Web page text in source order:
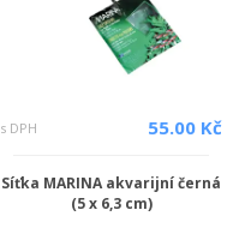
s DPH 55.00 Kč
Síťka MARINA akvarijní černá
(5 x 6,3 cm)